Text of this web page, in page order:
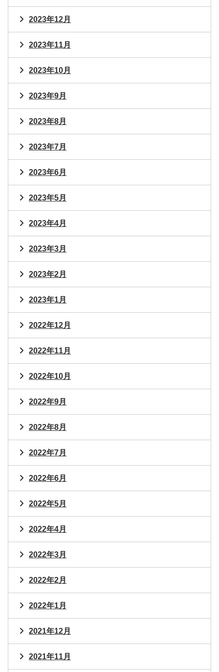
2023年12月
2023年11月
2023年10月
2023年9月
2023年8月
2023年7月
2023年6月
2023年5月
2023年4月
2023年3月
2023年2月
2023年1月
2022年12月
2022年11月
2022年10月
2022年9月
2022年8月
2022年7月
2022年6月
2022年5月
2022年4月
2022年3月
2022年2月
2022年1月
2021年12月
2021年11月